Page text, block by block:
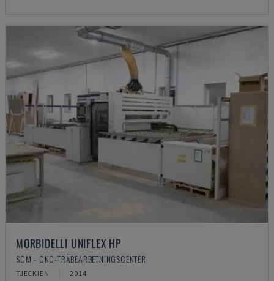
MORBIDELLI UNIFLEX HP
SCM - CNC-TRÄBEARBETNINGSCENTER
TJECKIEN 2014